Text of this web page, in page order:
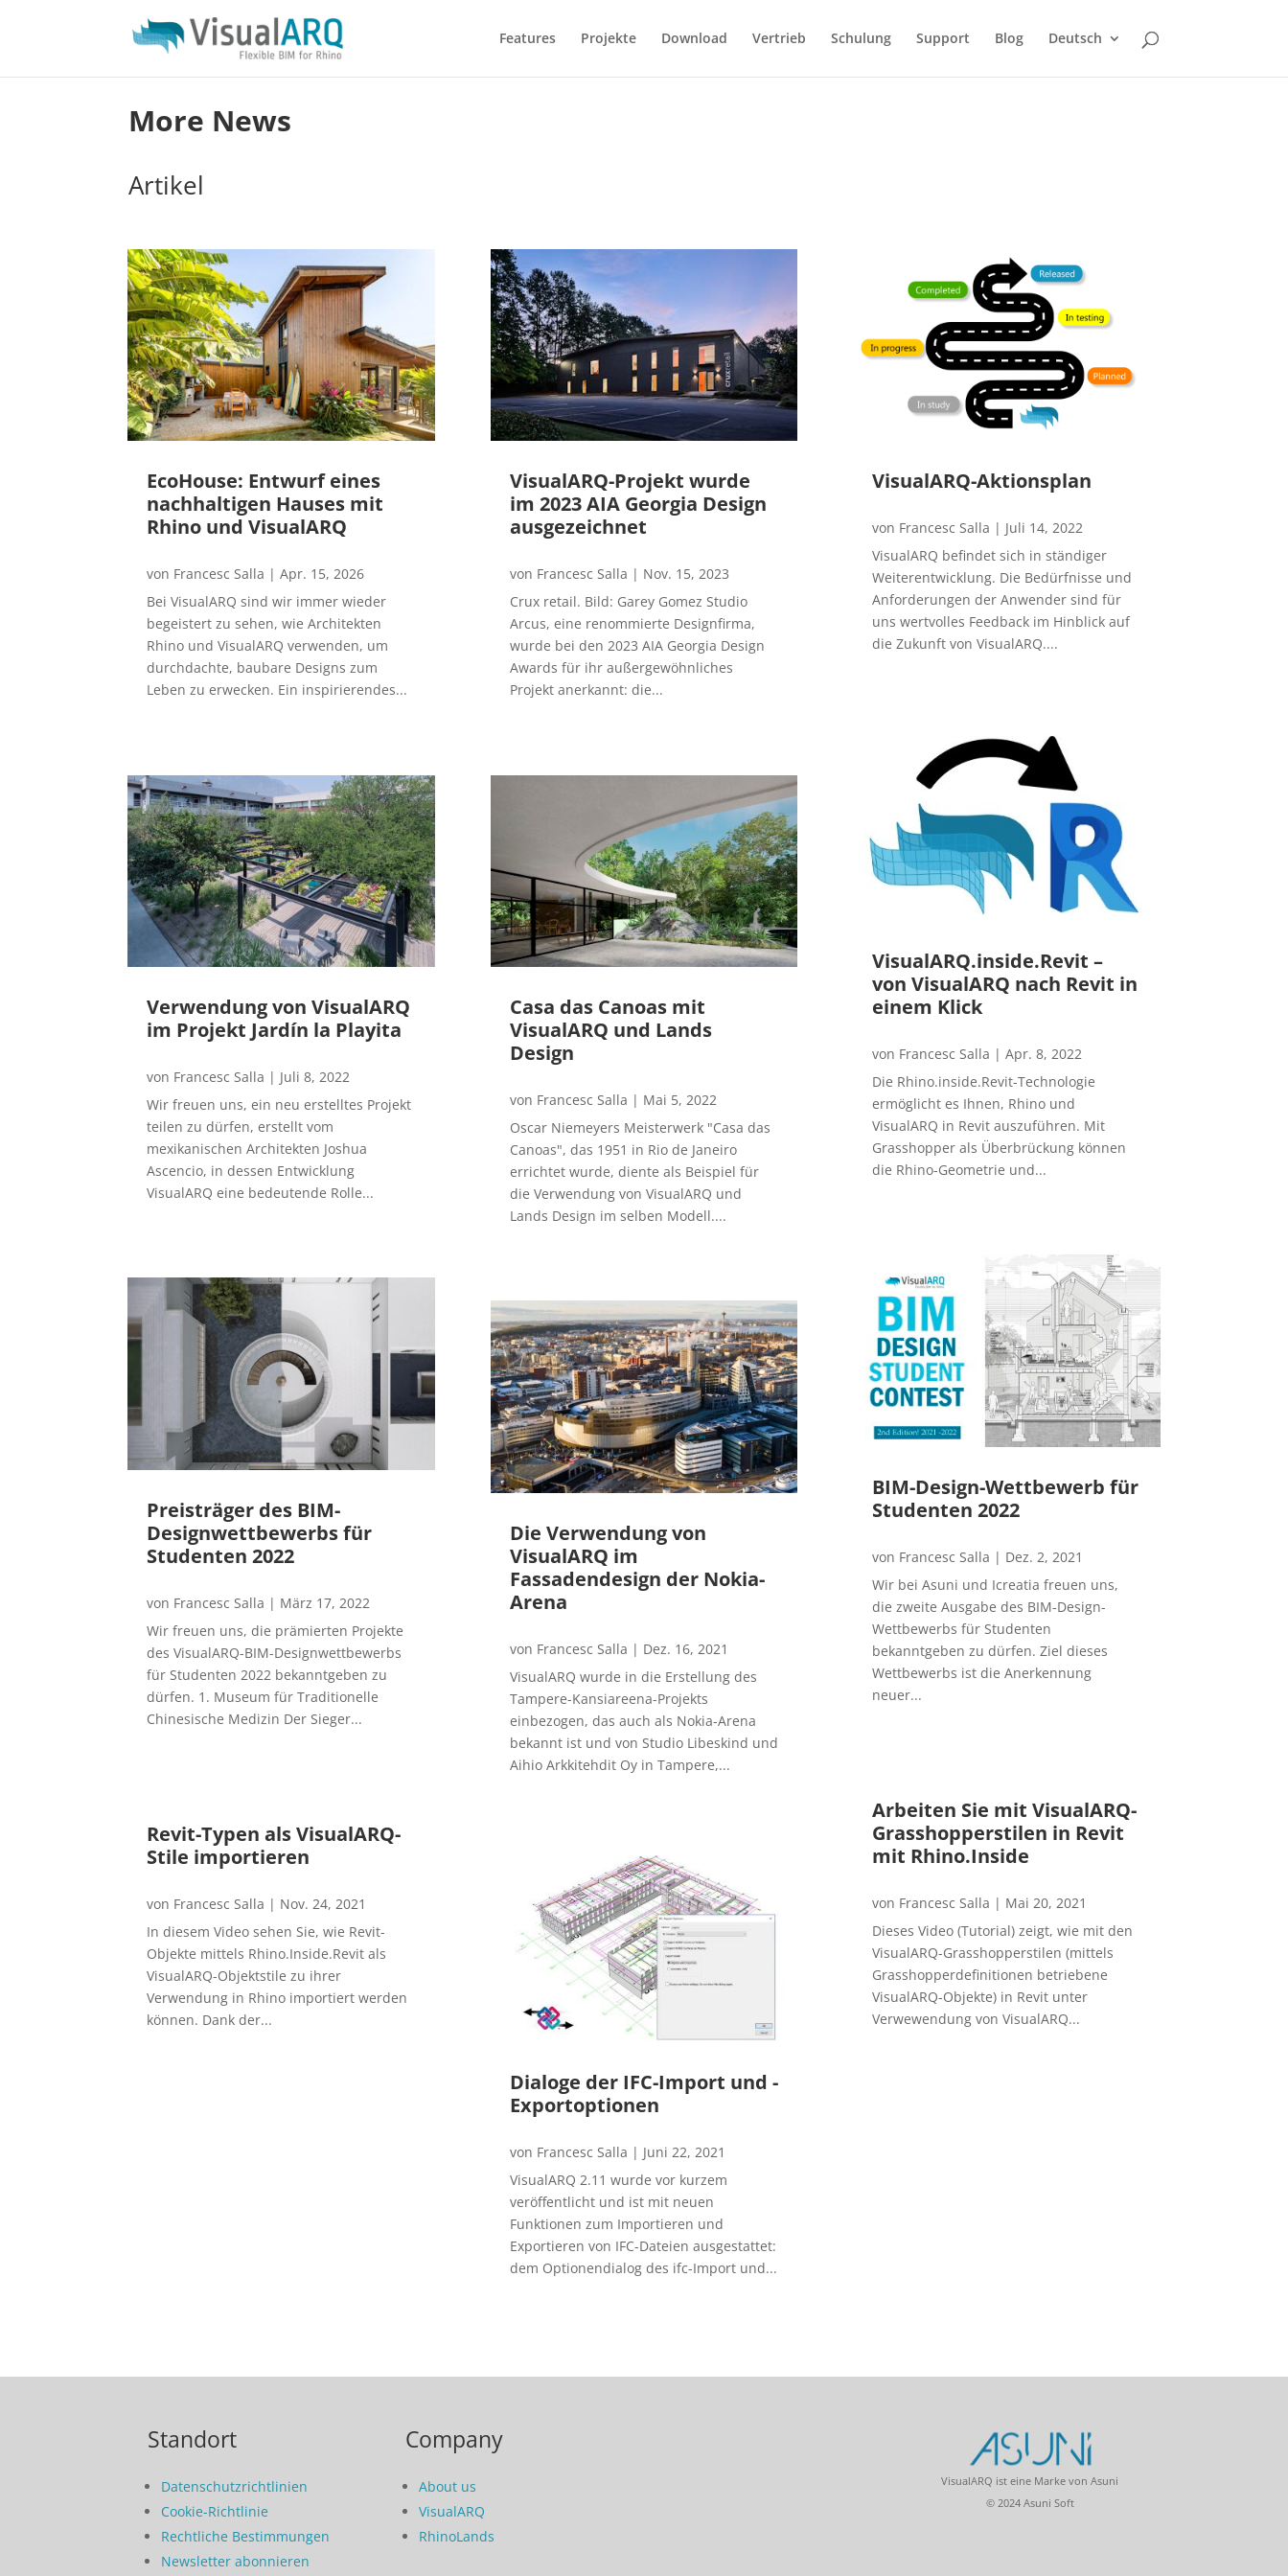
Features Projekte Download Vertrieb Schulung Support Blog Deutsch
More News
Artikel
EcoHouse: Entwurf eines
nachhaltigen Hauses mit
Rhino und VisualARQ
von Francesc Salla |Apr. 15, 2026
Bei VisualARQ sind wir immer wieder
begeistert zu sehen, wie Architekten
Rhino und VisualARQ verwenden, um
durchdachte, baubare Designs zum
Leben zu erwecken. Ein inspirierendes...
Verwendung von VisualARQ
im Projekt Jardín la Playita
von Francesc Salla | Juli 8, 2022
Wir freuen uns, ein neu erstelltes Projekt
teilen zu dürfen, erstellt vom
mexikanischen Architekten Joshua
Ascencio, in dessen Entwicklung
VisualARQ eine bedeutende Rolle...
Preisträger des BIM-
Designwettbewerbs für
Studenten 2022
von Francesc Salla | März 17, 2022
Wir freuen uns, die prämierten Projekte
des VisualARQ-BIM-Designwettbewerbs
für Studenten 2022 bekanntgeben zu
dürfen. 1. Museum für Traditionelle
Chinesische Medizin Der Sieger...
Revit-Typen als VisualARQ-
Stile importieren
von Francesc Salla | Nov. 24, 2021
In diesem Video sehen Sie, wie Revit-
Objekte mittels Rhino.Inside.Revit als
VisualARQ-Objektstile zu ihrer
Verwendung in Rhino importiert werden
können. Dank der...
VisualARQ-Projekt wurde
im 2023 AIA Georgia Design
ausgezeichnet
von Francesc Salla | Nov. 15, 2023
Crux retail. Bild: Garey Gomez Studio
Arcus, eine renommierte Designfirma,
wurde bei den 2023 AIA Georgia Design
Awards für ihr außergewöhnliches
Projekt anerkannt: die...
Casa das Canoas mit
VisualARQ und Lands
Design
von Francesc Salla | Mai 5, 2022
Oscar Niemeyers Meisterwerk "Casa das
Canoas", das 1951 in Rio de Janeiro
errichtet wurde, diente als Beispiel für
die Verwendung von VisualARQ und
Lands Design im selben Modell....
Die Verwendung von
VisualARQ im
Fassadendesign der Nokia-
Arena
von Francesc Salla | Dez. 16, 2021
VisualARQ wurde in die Erstellung des
Tampere-Kansiareena-Projekts
einbezogen, das auch als Nokia-Arena
bekannt ist und von Studio Libeskind und
Aihio Arkkitehdit Oy in Tampere,...
Dialoge der IFC-Import und -
Exportoptionen
von Francesc Salla | Juni 22, 2021
VisualARQ 2.11 wurde vor kurzem
veröffentlicht und ist mit neuen
Funktionen zum Importieren und
Exportieren von IFC-Dateien ausgestattet:
dem Optionendialog des ifc-Import und...
VisualARQ-Aktionsplan
von Francesc Salla | Juli 14, 2022
VisualARQ befindet sich in ständiger
Weiterentwicklung. Die Bedürfnisse und
Anforderungen der Anwender sind für
uns wertvolles Feedback im Hinblick auf
die Zukunft von VisualARQ....
VisualARQ.inside.Revit –
von VisualARQ nach Revit in
einem Klick
von Francesc Salla | Apr. 8, 2022
Die Rhino.inside.Revit-Technologie
ermöglicht es Ihnen, Rhino und
VisualARQ in Revit auszuführen. Mit
Grasshopper als Überbrückung können
die Rhino-Geometrie und...
BIM-Design-Wettbewerb für
Studenten 2022
von Francesc Salla | Dez. 2, 2021
Wir bei Asuni und Icreatia freuen uns,
die zweite Ausgabe des BIM-Design-
Wettbewerbs für Studenten
bekanntgeben zu dürfen. Ziel dieses
Wettbewerbs ist die Anerkennung
neuer...
Arbeiten Sie mit VisualARQ-
Grasshopperstilen in Revit
mit Rhino.Inside
von Francesc Salla | Mai 20, 2021
Dieses Video (Tutorial) zeigt, wie mit den
VisualARQ-Grasshopperstilen (mittels
Grasshopperdefinitionen betriebene
VisualARQ-Objekte) in Revit unter
Verwewendung von VisualARQ...
Standort
Datenschutzrichtlinien
Cookie-Richtlinie
Rechtliche Bestimmungen
Newsletter abonnieren
Company
About us
VisualARQ
RhinoLands
VisualARQ ist eine Marke von Asuni
© 2024 Asuni Soft